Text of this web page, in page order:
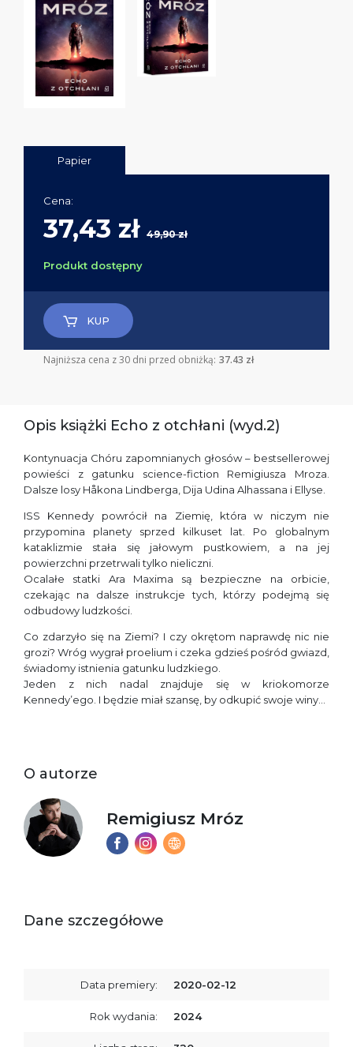
Papier
Cena:
37,43 zł 49,90 zł
Produkt dostępny
KUP
Najniższa cena z 30 dni przed obniżką: 37.43 zł
Opis książki Echo z otchłani (wyd.2)
Kontynuacja Chóru zapomnianych głosów – bestsellerowej
powieści z gatunku science-fiction Remigiusza Mroza.
Dalsze losy Håkona Lindberga, Dija Udina Alhassana i Ellyse.
ISS Kennedy powrócił na Ziemię, która w niczym nie
przypomina planety sprzed kilkuset lat. Po globalnym
kataklizmie stała się jałowym pustkowiem, a na jej
powierzchni przetrwali tylko nieliczni.
Ocalałe statki Ara Maxima są bezpieczne na orbicie,
czekając na dalsze instrukcje tych, którzy podejmą się
odbudowy ludzkości.
Co zdarzyło się na Ziemi? I czy okrętom naprawdę nic nie
grozi? Wróg wygrał proelium i czeka gdzieś pośród gwiazd,
świadomy istnienia gatunku ludzkiego.
Jeden z nich nadal znajduje się w kriokomorze
Kennedy’ego. I będzie miał szansę, by odkupić swoje winy…
O autorze
Remigiusz Mróz
Dane szczegółowe
Data premiery: 2020-02-12
Rok wydania: 2024